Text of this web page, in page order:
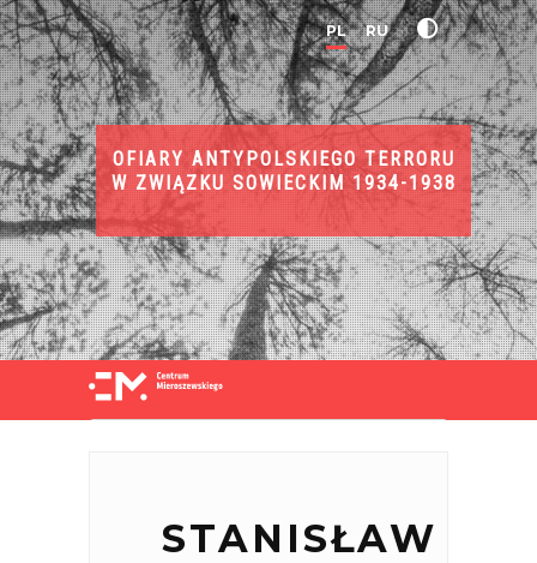
PL RU
OFIARY ANTYPOLSKIEGO TERRORU
W ZWIĄZKU SOWIECKIM 1934-1938
STANISŁAW